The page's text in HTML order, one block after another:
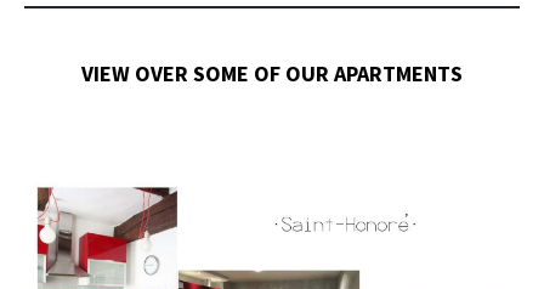
VIEW OVER SOME OF OUR APARTMENTS